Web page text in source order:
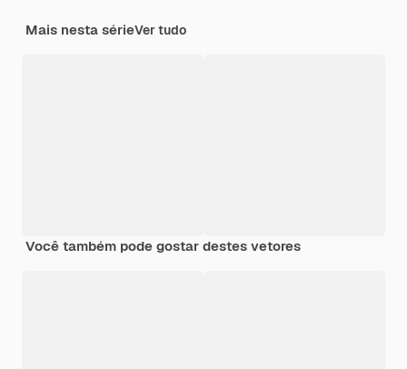
Mais nesta sérieVer tudo
Você também pode gostar destes vetores